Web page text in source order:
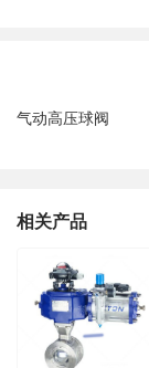
气动高压球阀
相关产品